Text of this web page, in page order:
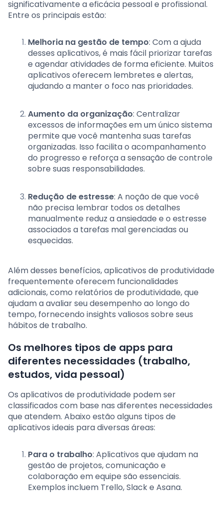
significativamente a eficácia pessoal e profissional.
Entre os principais estão:
Melhoria na gestão de tempo: Com a ajuda
desses aplicativos, é mais fácil priorizar tarefas
e agendar atividades de forma eficiente. Muitos
aplicativos oferecem lembretes e alertas,
ajudando a manter o foco nas prioridades.
Aumento da organização: Centralizar
excessos de informações em um único sistema
permite que você mantenha suas tarefas
organizadas. Isso facilita o acompanhamento
do progresso e reforça a sensação de controle
sobre suas responsabilidades.
Redução de estresse: A noção de que você
não precisa lembrar todos os detalhes
manualmente reduz a ansiedade e o estresse
associados a tarefas mal gerenciadas ou
esquecidas.
Além desses benefícios, aplicativos de produtividade
frequentemente oferecem funcionalidades
adicionais, como relatórios de produtividade, que
ajudam a avaliar seu desempenho ao longo do
tempo, fornecendo insights valiosos sobre seus
hábitos de trabalho.
Os melhores tipos de apps para
diferentes necessidades (trabalho,
estudos, vida pessoal)
Os aplicativos de produtividade podem ser
classificados com base nas diferentes necessidades
que atendem. Abaixo estão alguns tipos de
aplicativos ideais para diversas áreas:
Para o trabalho: Aplicativos que ajudam na
gestão de projetos, comunicação e
colaboração em equipe são essenciais.
Exemplos incluem Trello, Slack e Asana.